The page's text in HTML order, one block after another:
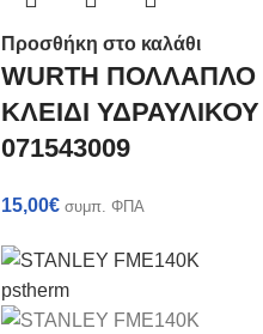
Προσθήκη στο καλάθι
WURTH ΠΟΛΛΑΠΛΟ
ΚΛΕΙΔΙ ΥΔΡΑΥΛΙΚΟΥ
071543009
15,00€ συμπ. ΦΠΑ